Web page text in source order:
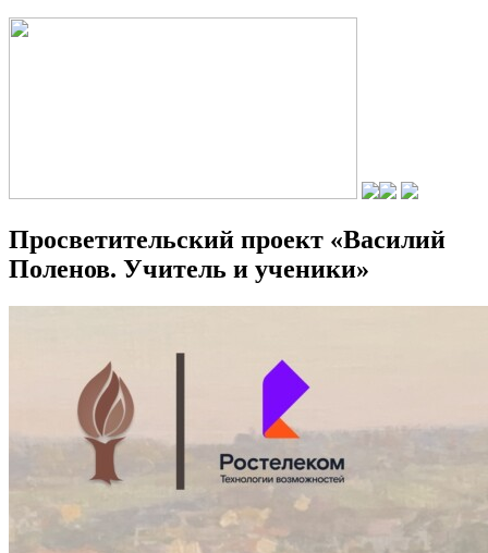
Просветительский проект «Василий
Поленов. Учитель и ученики»